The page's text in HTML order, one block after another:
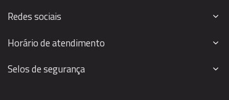
Redes sociais
Horário de atendimento
Selos de segurança